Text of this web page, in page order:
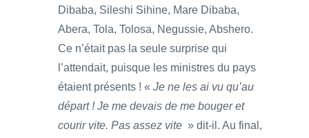
Dibaba, Sileshi Sihine, Mare Dibaba,
Abera, Tola, Tolosa, Negussie, Abshero.
Ce n’était pas la seule surprise qui
l’attendait, puisque les ministres du pays
étaient présents ! « Je ne les ai vu qu’au
départ ! Je me devais de me bouger et
courir vite. Pas assez vite » dit-il. Au final,